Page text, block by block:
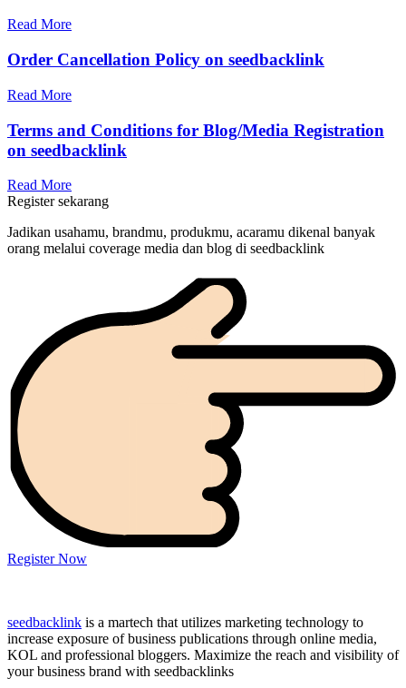
Read More
Order Cancellation Policy on seedbacklink
Read More
Terms and Conditions for Blog/Media Registration
on seedbacklink
Read More
Register sekarang
Jadikan usahamu, brandmu, produkmu, acaramu dikenal banyak
orang melalui coverage media dan blog di seedbacklink
Register Now
seedbacklink is a martech that utilizes marketing technology to
increase exposure of business publications through online media,
KOL and professional bloggers. Maximize the reach and visibility of
your business brand with seedbacklinks